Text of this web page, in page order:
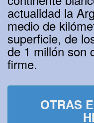
actualidad la
medio de
superficie, de
de 1 millón son
firme.
OTRAS